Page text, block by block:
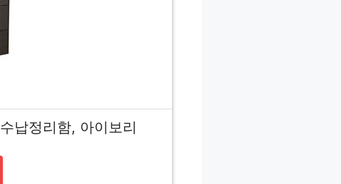
납정리함, 아이보리